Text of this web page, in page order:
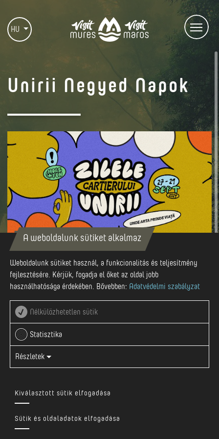
HU
Unirii Negyed Napok
Sep-27
2024 SZEPTEMBER 27
Nézd meg Facebookon
Tökéletes őszi hétvége az Uzina Foto-nál. Az Unirii Negyed
kiállításokon, vetítéseken és színházon át, minden
A weboldalunk sütiket alkalmaz
Weboldalunk sütiket használ, a funkcionalitás és teljesítmény
fejlesztésére. Kérjük, fogadja el őket az oldal jobb
használhatósága érdekében. Bővebben: Adatvédelmi szabályzat
Nélkülözhetetlen sütik
Statisztika
Részletek
Kiválasztott sütik elfogadása
Sütik és oldaladatok elfogadása